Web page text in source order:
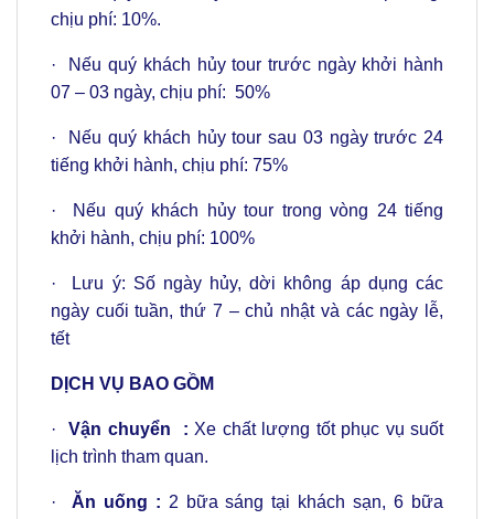
chịu phí: 10%.
· Nếu quý khách hủy tour trước ngày khởi hành
07 – 03 ngày, chịu phí: 50%
· Nếu quý khách hủy tour sau 03 ngày trước 24
tiếng khởi hành, chịu phí: 75%
· Nếu quý khách hủy tour trong vòng 24 tiếng
khởi hành, chịu phí: 100%
· Lưu ý: Số ngày hủy, dời không áp dụng các
ngày cuối tuần, thứ 7 – chủ nhật và các ngày lễ,
tết
DỊCH VỤ BAO GỒM
· Vận chuyển : Xe chất lượng tốt phục vụ suốt
lịch trình tham quan.
· Ăn uống : 2 bữa sáng tại khách sạn, 6 bữa